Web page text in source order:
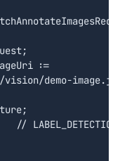
:=
demo-
// LABEL_DETECTION